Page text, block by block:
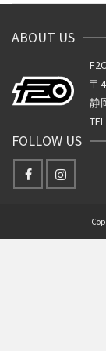
ABOUT US
〒
静
FOLLOW US